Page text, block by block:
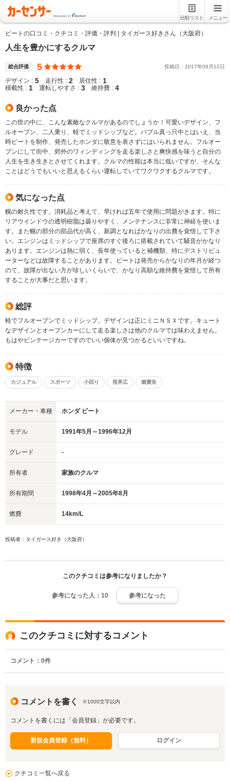
比較リスト メニュー
ビートの口コミ・クチコミ・評価・評判 | タイガース好きさん（大阪府）
人生を豊かにするクルマ
総合評価 5 投稿日： 2017年09 月 12日
デザイン : 5 走行性 : 2 居住性 : 1
積載性 : 1 運転しやすさ : 3 維持費 : 4
良かった点
この世の中に、こんな素敵なクルマがあるのでしょうか！可愛いデザイン、フ
ルオープン、二人乗り、軽でミッドシップなど。バブル真っ只中とはいえ、当
時ビートを制作、発売したホンダに敬意を表さずにはいられません。フルオー
プンにして街中、郊外のワィンディングを走る楽しさと爽快感を味うと自分の
人生を生き生きとさせてくれます。クルマの性能は本当に低いですが、そんな
ことはどうでもいいと思えるくらい運転していてワクワクするクルマです。
気になった点
幌の耐久性です。消耗品と考えて、早ければ五年で使用に問題がきます。特に
リアウインドウの透明樹脂は曇りやすく、メンテナンスに非常に神経を使いま
す。また幌の部分の部品代が高く、新調となればかなりの出費を覚悟して下さ
い。エンジンはミッドシップで座席のすぐ後ろに搭載されていて騒音がかなり
あります。エンジンは熱に弱く、長年使っていると補機類、特にデストリビュ
ーターなどは故障することがあります。ビートは発売からかなりの年月が経つ
のて、故障が出ない方が珍しいくらいで、かなり高額な維持費を覚悟して所有
することが大事だと思います。
総評
軽でフルオープンでミッドシップ。デザインは正にミニＮＳＸです。キュート
なデザインとオープンカーにして走る楽しさは他のクルマでは味わえません。
もはやビンテージカーですのでいい個体が見つかるといいですね。
特徴
カジュアル スポーツ 小回り 視界広 燃費良
メーカー・車種 ホンダ ビート
モデル 1991年5月～1996年12月
グレード -
所有者 家族のクルマ
所有期間 1998年4月～2005年8月
燃費 14km/L
投稿者：タイガース好き（大阪府）
このクチコミは参考になりましたか？
参考になった人： 10 参考になった
このクチコミに対するコメント
コメント： 0件
コメントを書く ※1000文字以内
コメントを書くには「会員登録」が必要です。
新規会員登録（無料） ログイン
クチコミ一覧へ戻る